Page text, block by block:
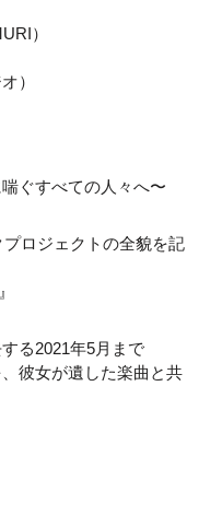
）
）
ぐすべての人々へ〜
ロジェクトの全貌を記
る2021年5月まで
彼女が遺した楽曲と共